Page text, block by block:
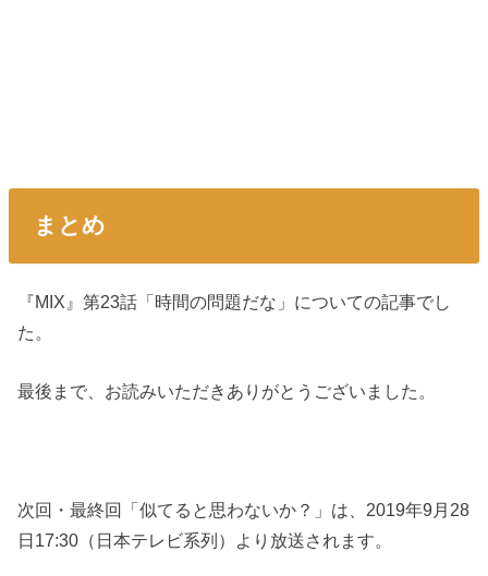
まとめ
『MIX』第23話「時間の問題だな」についての記事でし
た。
最後まで、お読みいただきありがとうございました。
次回・最終回「似てると思わないか？」は、2019年9月28
日17:30（日本テレビ系列）より放送されます。